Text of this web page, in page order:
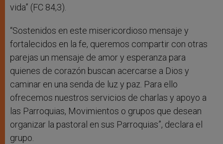
vida” (FC 84,3).
“Sostenidos en este misericordioso mensaje y
fortalecidos en la fe, queremos compartir con otras
parejas un mensaje de amor y esperanza para
quienes de corazón buscan acercarse a Dios y
caminar en una senda de luz y paz. Para ello
ofrecemos nuestros servicios de charlas y apoyo a
las Parroquias, Movimientos o grupos que desean
organizar la pastoral en sus Parroquias”, declara el
grupo.